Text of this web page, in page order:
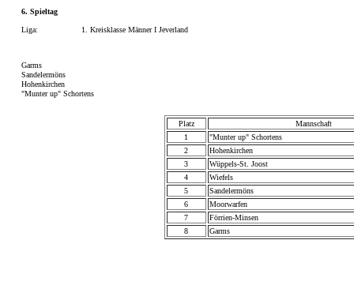
6. Spieltag
Liga: 1. Kreisklasse Männer I Jeverland
Garms
Sandelermöns
Hohenkirchen
"Munter up" Schortens
Platz
Mannschaft
1
"Munter up" Schortens
2
Hohenkirchen
3
Wüppels-St. Joost
4
Wiefels
5
Sandelermöns
6
Moorwarfen
7
Förrien-Minsen
8
Garms